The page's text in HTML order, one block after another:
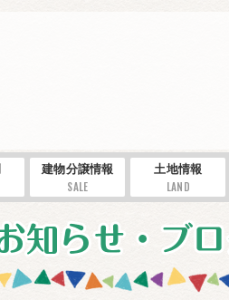
建物分譲情報
SALE
土地情報
LAND